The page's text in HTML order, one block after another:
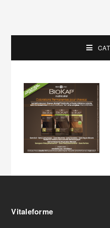
Vitaleforme